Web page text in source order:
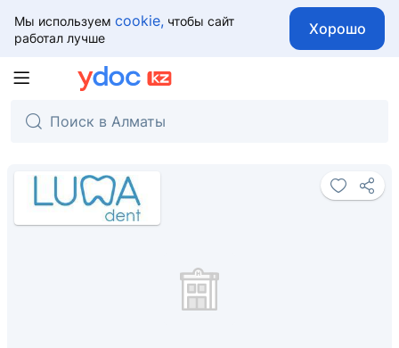
Мы используем cookie, чтобы сайт
работал лучше
Хорошо